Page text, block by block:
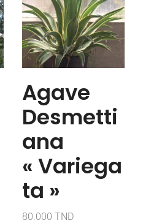
Agave
Desmetti
ana
« Variega
ta »
80.000 TND